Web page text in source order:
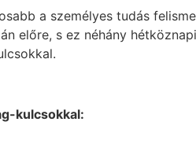
a személyes tudás
előre, s ez néhány
kulcsokkal: